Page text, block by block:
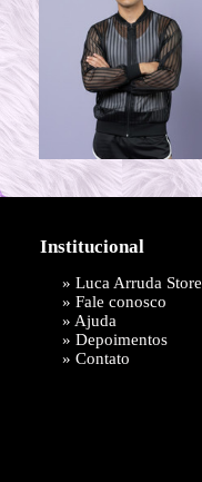
Institucional
» Luca Arruda Store
» Fale conosco
» Ajuda
» Depoimentos
» Contato